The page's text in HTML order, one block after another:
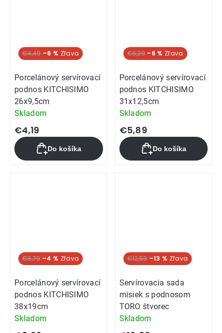
€4,49 –6 %
Porcelánový servírovací
podnos KITCHISIMO
26x9,5cm
Skladom
€4,19
Do košíka
€6,29 –6 %
Porcelánový servírovací
podnos KITCHISIMO
31x12,5cm
Skladom
€5,89
Do košíka
€8,79 –4 %
Porcelánový servírovací
podnos KITCHISIMO
38x19cm
Skladom
€12,59 –13 %
Servírovacia sada
misiek s podnosom
TORO štvorec
Skladom